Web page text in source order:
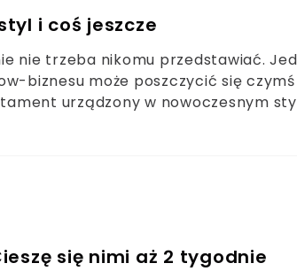
i coś jeszcze
nie trzeba nikomu przedstawiać.
biznesu może poszczycić się
urządzony w nowoczesnym
się nimi aż 2 tygodnie